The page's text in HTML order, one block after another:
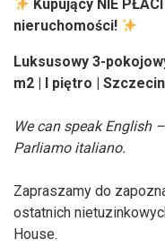
Kupujący NIE
nieruchomości!
Luksusowy 3-
m2 | I piętro |
We can speak English
Parliamo italiano.
Zapraszamy do
ostatnich
House.